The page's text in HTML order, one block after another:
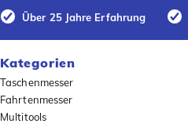
Über 25 Jahre Erfahrung
Kategorien
Taschenmesser
Fahrtenmesser
Multitools